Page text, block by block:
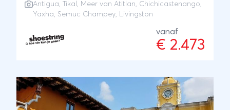
landen van Centraal-Amerika. Ervaar dat zelf
solo en single reizigers! Straten met kinderkopjes
en gekleurde huizen in het Spaans-koloniale
markt van Chichicastenango met zijn
traditioneel geklede indiaanse bevolking,
mysterieuze in de jungle verscholen Maya ruïnes
Antigua, Tikal , Meer van Atitlan, Chichicastenango,
Yaxha, Semuc Champey, Livingston
vanaf
€ 2.473